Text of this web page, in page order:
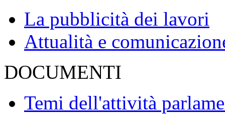
La pubblicità dei lavori
Attualità e
DOCUMENTI
Temi dell'attività